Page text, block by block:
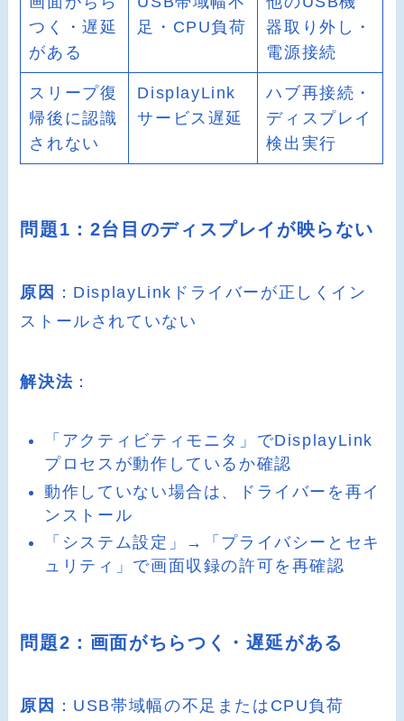
つく・遅延
がある
足・CPU負荷
器取り外し・
電源接続
スリープ復
帰後に認識
されない
DisplayLink
サービス遅延
ハブ再接続・
ディスプレイ
検出実行
問題1：2台目のディスプレイが映らない
原因
：DisplayLinkドライバーが正しくイン
ストールされていない
解決法 ：
「アクティビティモニタ」でDisplayLink
プロセスが動作しているか確認
動作していない場合は、ドライバーを再イ
ンストール
「システム設定」→「プライバシーとセキ
ュリティ」で画面収録の許可を再確認
問題2：画面がちらつく・遅延がある
原因 ：USB帯域幅の不足またはCPU負荷